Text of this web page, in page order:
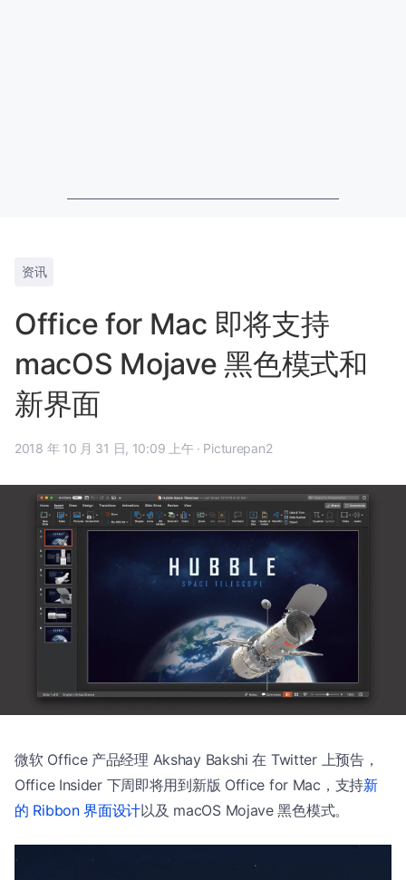
资讯
Office for Mac 即将支持
macOS Mojave 黑色模式和
新界面
2018 年 10 月 31 日, 10:09 上午 · Picturepan2
微软 Office 产品经理 Akshay Bakshi 在 Twitter 上预告，
Office Insider 下周即将用到新版 Office for Mac，支持新
的 Ribbon 界面设计以及 macOS Mojave 黑色模式。